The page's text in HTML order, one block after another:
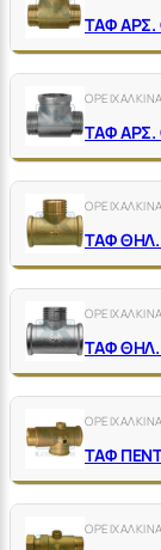
ΤΑΦ ΑΡΣ.
ΤΑΦ
ΤΑΦ ΘΗΛ.
ΤΑΦ